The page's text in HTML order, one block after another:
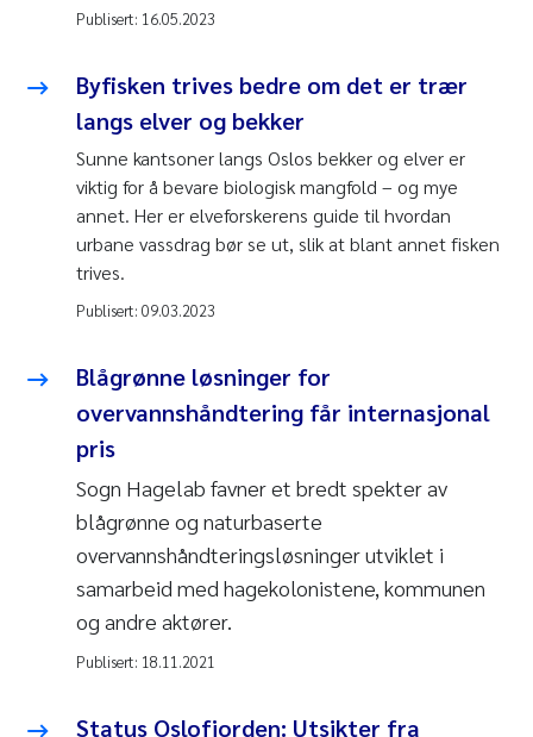
Publisert: 16.05.2023
Byfisken trives bedre om det er trær
langs elver og bekker
Sunne kantsoner langs Oslos bekker og elver er
viktig for å bevare biologisk mangfold – og mye
annet. Her er elveforskerens guide til hvordan
urbane vassdrag bør se ut, slik at blant annet fisken
trives.
Publisert: 09.03.2023
Blågrønne løsninger for
overvannshåndtering får internasjonal
pris
Sogn Hagelab favner et bredt spekter av
blågrønne og naturbaserte
overvannshåndteringsløsninger utviklet i
samarbeid med hagekolonistene, kommunen
og andre aktører.
Publisert: 18.11.2021
Status Oslofjorden: Utsikter fra